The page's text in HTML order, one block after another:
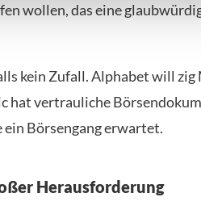
wollen, das eine
kein Zufall. Alphabet will
hat vertrauliche
Börsengang erwartet.
Herausforderung